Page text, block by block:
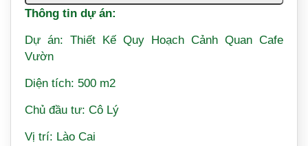
Thông tin dự án:
Dự án: Thiết Kế Quy Hoạch Cảnh Quan Cafe
Vườn
Diện tích: 500 m2
Chủ đầu tư: Cô Lý
Vị trí: Lào Cai